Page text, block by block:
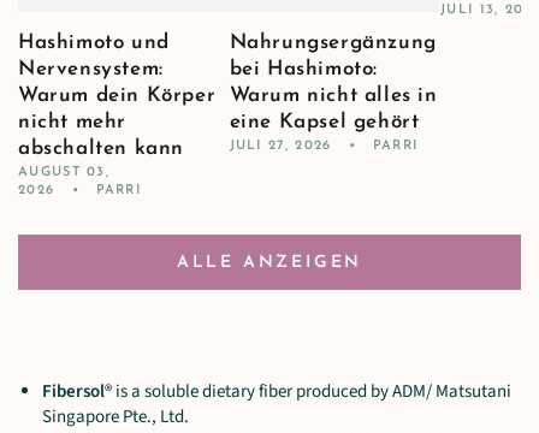
Hashimoto und
Nervensystem:
Warum dein Körper
nicht mehr
abschalten kann
AUGUST 03,
2026
PARRI
Nahrungsergänzung
bei Hashimoto:
Warum nicht alles in
eine Kapsel gehört
JULI 27, 2026 PARRI
JULI 13,
ALLE ANZEIGEN
Fibersol® is a soluble dietary fiber produced by ADM/ Matsutani
Singapore Pte., Ltd.